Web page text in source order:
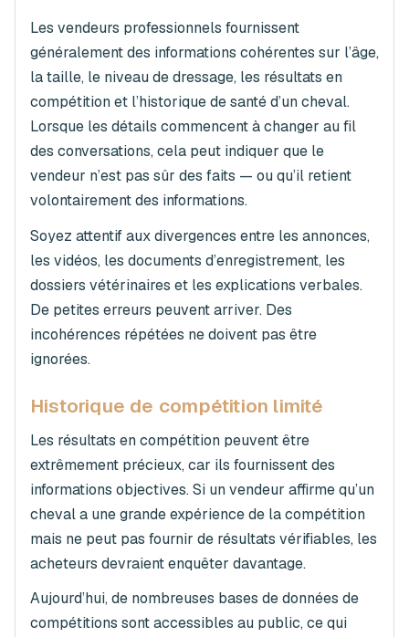
Les vendeurs professionnels fournissent
généralement des informations cohérentes sur l’âge,
la taille, le niveau de dressage, les résultats en
compétition et l’historique de santé d’un cheval.
Lorsque les détails commencent à changer au fil
des conversations, cela peut indiquer que le
vendeur n’est pas sûr des faits — ou qu’il retient
volontairement des informations.
Soyez attentif aux divergences entre les annonces,
les vidéos, les documents d’enregistrement, les
dossiers vétérinaires et les explications verbales.
De petites erreurs peuvent arriver. Des
incohérences répétées ne doivent pas être
ignorées.
Historique de compétition limité
Les résultats en compétition peuvent être
extrêmement précieux, car ils fournissent des
informations objectives. Si un vendeur affirme qu’un
cheval a une grande expérience de la compétition
mais ne peut pas fournir de résultats vérifiables, les
acheteurs devraient enquêter davantage.
Aujourd’hui, de nombreuses bases de données de
compétitions sont accessibles au public, ce qui